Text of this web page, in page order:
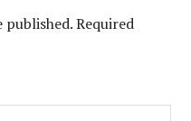
published. Required